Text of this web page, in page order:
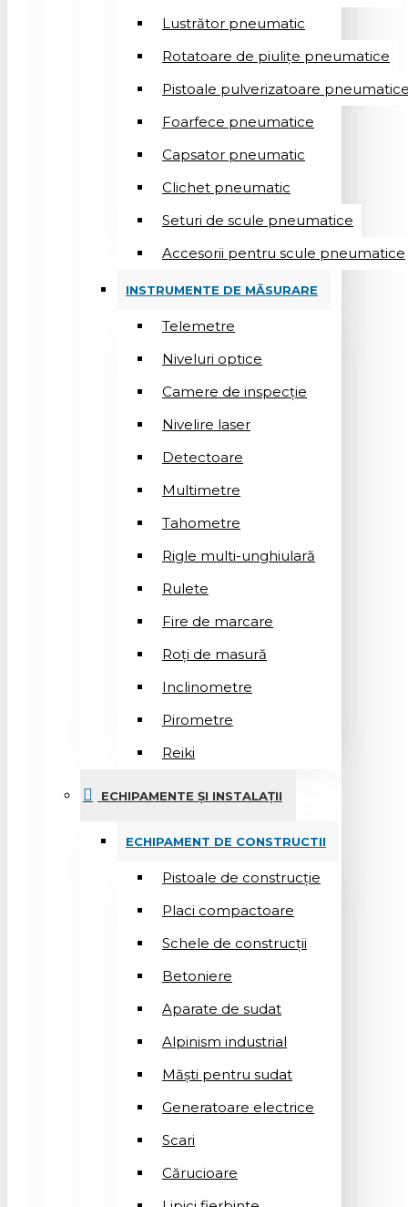
Lustrător pneumatic
Rotatoare de piulițe pneumatice
Pistoale pulverizatoare
Foarfece pneumatice
Capsator pneumatic
Clichet pneumatic
Seturi de scule pneumatice
Accesorii pentru scule pneumatice
INSTRUMENTE DE MĂSURARE
Telemetre
Niveluri optice
Camere de inspecție
Nivelire laser
Detectoare
Multimetre
Tahometre
Rigle multi-unghiulară
Rulete
Fire de marcare
Roți de masură
Inclinometre
Pirometre
Reiki
ECHIPAMENTE ȘI INSTALAȚII
ECHIPAMENT DE CONSTRUCTII
Pistoale de construcție
Placi compactoare
Schele de construcții
Betoniere
Aparate de sudat
Alpinism industrial
Măști pentru sudat
Generatoare electrice
Scari
Cărucioare